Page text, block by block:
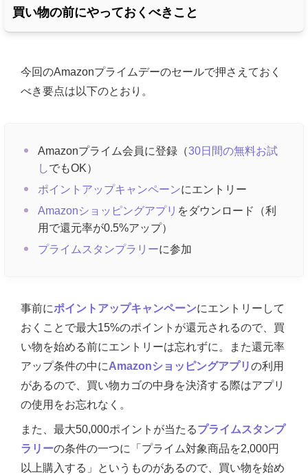
買い物の前にやっておくべきこと
今回のAmazonプライムデーのセールで押さえておく
べき要点は以下のとおり。
Amazonプライム会員に登録（30日間の無料お試
しでもOK）
ポイントアップキャンペーンにエントリー
Amazonショッピングアプリ をダウンロード（利
用で還元率が0.5%アップ）
プライムスタンプラリーに参加
事前にポイントアップキャンペーンにエントリーして
おくことで最大15%のポイントが還元されるので、買
い物を始める前にエントリーは忘れずに。また還元率
アップ条件の中にAmazonショッピングアプリの利用
があるので、買い物カゴの中身を決済する際はアプリ
の使用をお忘れなく。
また、最大50,000ポイントが当たるプライムスタンプ
ラリーの条件の一つに「プライム対象商品を2,000円
以上購入する」というものがあるので、買い物を始め